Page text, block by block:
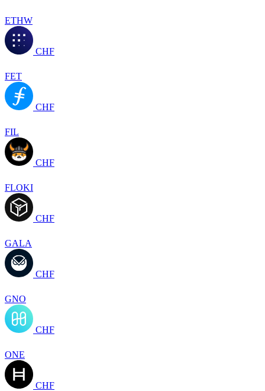
ETHW
CHF
FET
CHF
FIL
CHF
FLOKI
CHF
GALA
CHF
GNO
CHF
ONE
CHF